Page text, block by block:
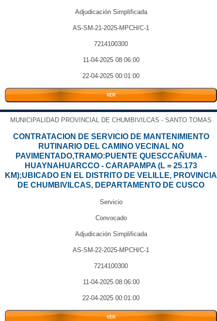
Adjudicación Simplificada
AS-SM-21-2025-MPCH/C-1
7214100300
11-04-2025 08:06:00
22-04-2025 00:01:00
VER
MUNICIPALIDAD PROVINCIAL DE CHUMBIVILCAS - SANTO TOMAS
CONTRATACION DE SERVICIO DE MANTENIMIENTO
RUTINARIO DEL CAMINO VECINAL NO
PAVIMENTADO,TRAMO:PUENTE QUESCCAÑUMA -
HUAYNAHUARCCO - CARAPAMPA (L = 25.173
KM);UBICADO EN EL DISTRITO DE VELILLE, PROVINCIA
DE CHUMBIVILCAS, DEPARTAMENTO DE CUSCO
Servicio
Convocado
Adjudicación Simplificada
AS-SM-22-2025-MPCH/C-1
7214100300
11-04-2025 08:06:00
22-04-2025 00:01:00
VER